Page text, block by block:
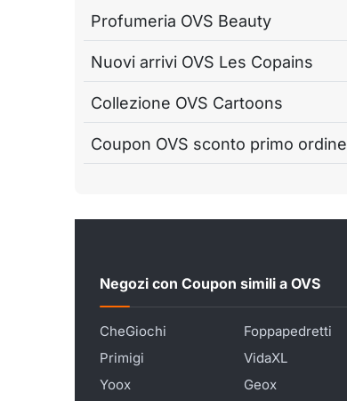
Profumeria OVS Beauty
Nuovi arrivi OVS Les Copains
Collezione OVS Cartoons
Coupon OVS sconto primo ordine
Negozi con Coupon simili a OVS
CheGiochi
Foppapedretti
Primigi
VidaXL
Yoox
Geox